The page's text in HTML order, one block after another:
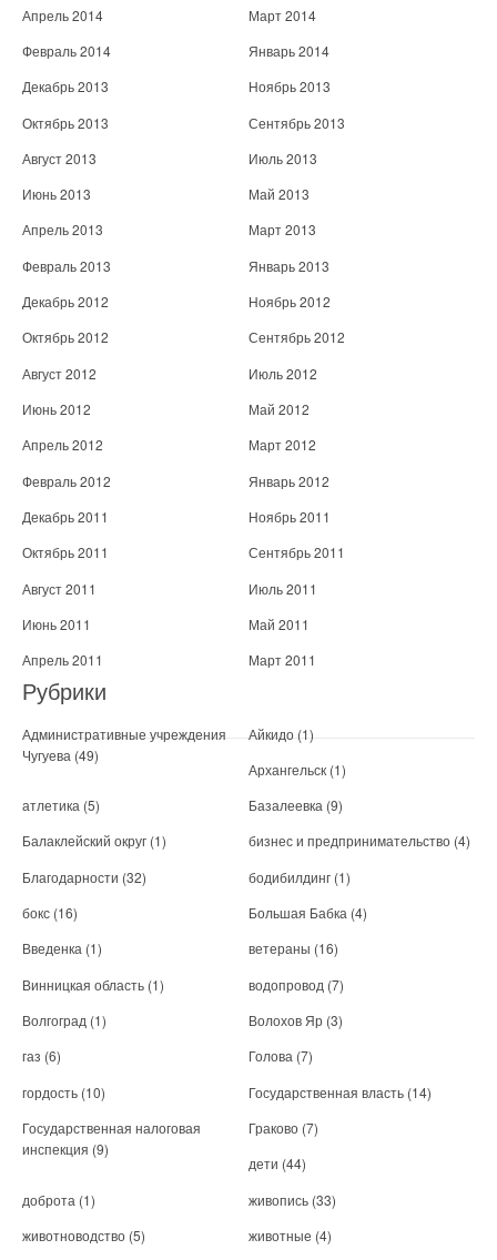
Апрель 2014
Март 2014
Февраль 2014
Январь 2014
Декабрь 2013
Ноябрь 2013
Октябрь 2013
Сентябрь 2013
Август 2013
Июль 2013
Июнь 2013
Май 2013
Апрель 2013
Март 2013
Февраль 2013
Январь 2013
Декабрь 2012
Ноябрь 2012
Октябрь 2012
Сентябрь 2012
Август 2012
Июль 2012
Июнь 2012
Май 2012
Апрель 2012
Март 2012
Февраль 2012
Январь 2012
Декабрь 2011
Ноябрь 2011
Октябрь 2011
Сентябрь 2011
Август 2011
Июль 2011
Июнь 2011
Май 2011
Апрель 2011
Март 2011
Рубрики
Административные учреждения
Чугуева (49)
Айкидо (1)
Архангельск (1)
атлетика (5) Базалеевка (9)
Балаклейский округ (1) бизнес и предпринимательство (4)
Благодарности (32) бодибилдинг (1)
бокс (16) Большая Бабка (4)
Введенка (1) ветераны (16)
Винницкая область (1) водопровод (7)
Волгоград (1) Волохов Яр (3)
газ (6) Голова (7)
гордость (10) Государственная власть (14)
Государственная налоговая
инспекция (9)
Граково (7)
дети (44)
доброта (1) живопись (33)
животноводство (5) животные (4)